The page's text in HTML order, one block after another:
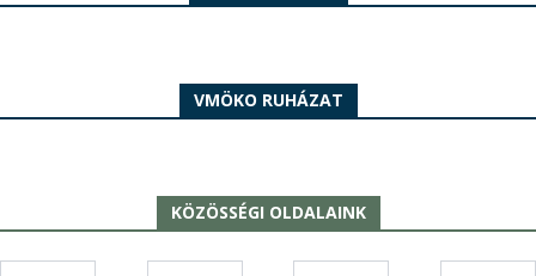
VMÖKO RUHÁZAT
KÖZÖSSÉGI OLDALAINK